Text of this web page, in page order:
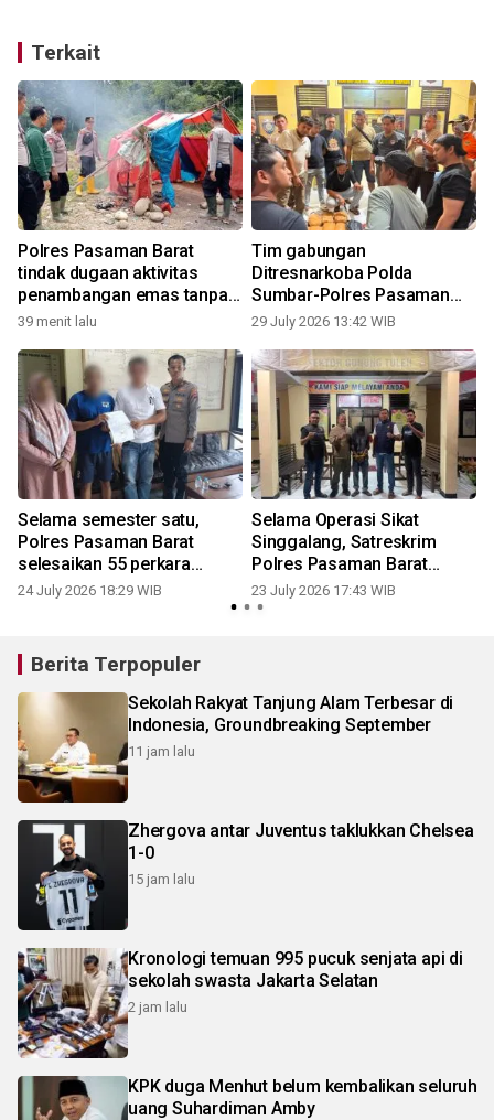
Terkait
Polres Pasaman Barat
tindak dugaan aktivitas
penambangan emas tanpa
izin
39 menit lalu
Tim gabungan
Ditresnarkoba Polda
Sumbar-Polres Pasaman
Barat gagalkan peredaran
29 July 2026 13:42 WIB
Selama semester satu,
Polres Pasaman Barat
selesaikan 55 perkara
melalui restorative justice
24 July 2026 18:29 WIB
Selama Operasi Sikat
Singgalang, Satreskrim
Polres Pasaman Barat
ungkap tujuh kasus tindak
pidana kejahatan selama 14
23 July 2026 17:43 WIB
Berita Terpopuler
Sekolah Rakyat Tanjung Alam Terbesar di
Indonesia, Groundbreaking September
11 jam lalu
Zhergova antar Juventus taklukkan Chelsea
1-0
15 jam lalu
Kronologi temuan 995 pucuk senjata api di
sekolah swasta Jakarta Selatan
2 jam lalu
KPK duga Menhut belum kembalikan seluruh
uang Suhardiman Amby